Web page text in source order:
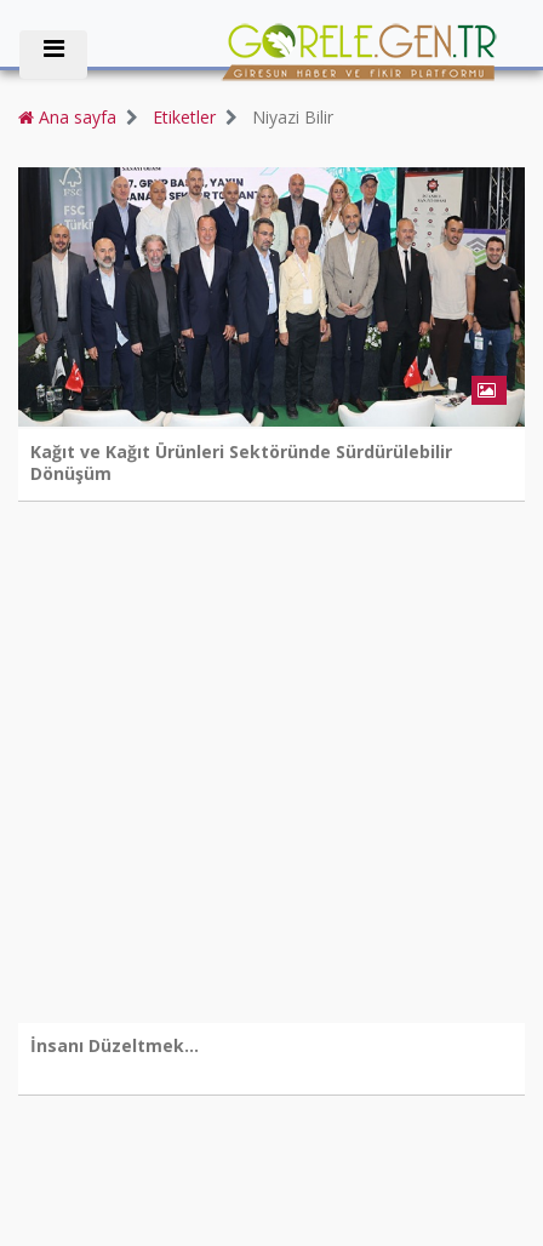
Ana sayfa Etiketler Niyazi Bilir
Kağıt ve Kağıt Ürünleri Sektöründe Sürdürülebilir
Dönüşüm
İnsanı Düzeltmek...